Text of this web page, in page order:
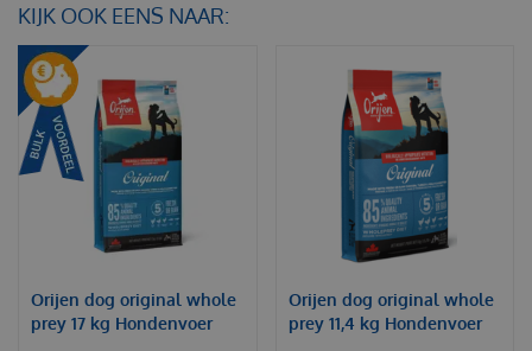
KIJK OOK EENS NAAR:
Orijen dog original whole
prey 17 kg Hondenvoer
Orijen dog original whole
prey 11,4 kg Hondenvoer